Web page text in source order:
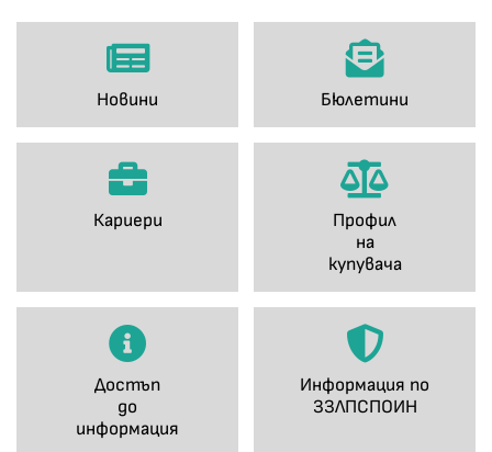
Новини Бюлетини
Кариери
Профил
на
купувача
Достъп
до
информация
Информация по
ЗЗЛПСПОИН